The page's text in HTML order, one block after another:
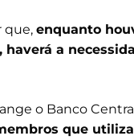
que, enquanto
haverá a
o Banco
que